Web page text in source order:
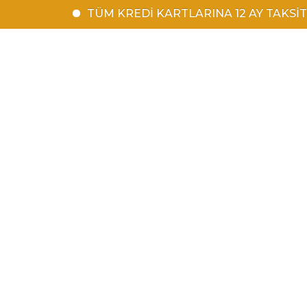
TÜM KREDİ KARTLARINA 12 AY TAKSİT |